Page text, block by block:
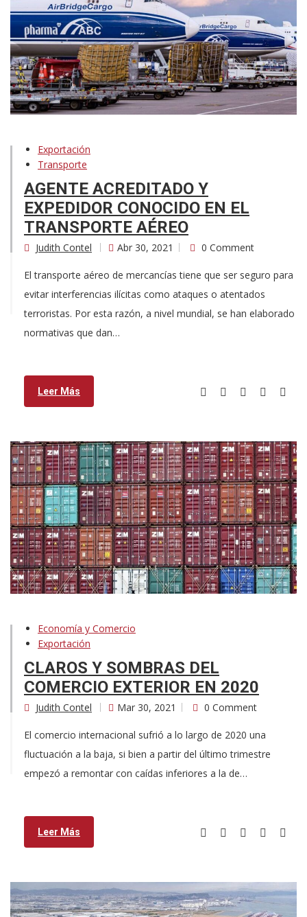
Exportación
Transporte
AGENTE ACREDITADO Y
EXPEDIDOR CONOCIDO EN EL
TRANSPORTE AÉREO
Judith Contel Abr 30, 2021 0 Comment
El transporte aéreo de mercancías tiene que ser seguro para
evitar interferencias ilícitas como ataques o atentados
terroristas. Por esta razón, a nivel mundial, se han elaborado
normativas que dan…
Leer Más
Economía y Comercio
Exportación
CLAROS Y SOMBRAS DEL
COMERCIO EXTERIOR EN 2020
Judith Contel Mar 30, 2021 0 Comment
El comercio internacional sufrió a lo largo de 2020 una
fluctuación a la baja, si bien a partir del último trimestre
empezó a remontar con caídas inferiores a la de…
Leer Más